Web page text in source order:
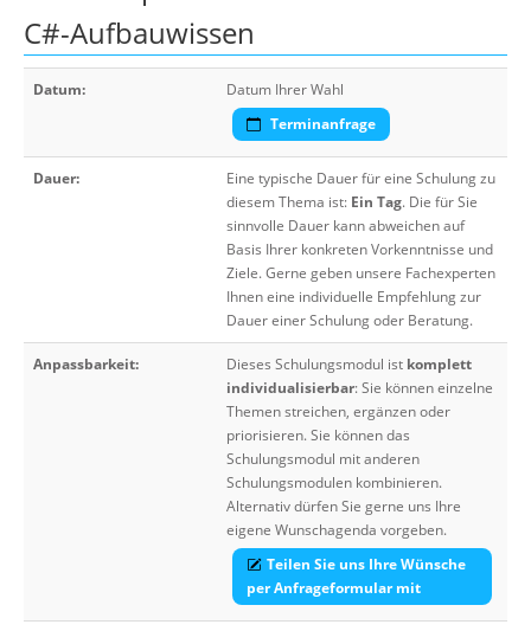
C#-Aufbauwissen
Datum:
Datum Ihrer Wahl
Terminanfrage
Dauer:
Eine typische Dauer für eine Schulung zu
diesem Thema ist: Ein Tag. Die für Sie
sinnvolle Dauer kann abweichen auf
Basis Ihrer konkreten Vorkenntnisse und
Ziele. Gerne geben unsere Fachexperten
Ihnen eine individuelle Empfehlung zur
Dauer einer Schulung oder Beratung.
Anpassbarkeit: Dieses Schulungsmodul ist komplett
individualisierbar: Sie können einzelne
Themen streichen, ergänzen oder
priorisieren. Sie können das
Schulungsmodul mit anderen
Schulungsmodulen kombinieren.
Alternativ dürfen Sie gerne uns Ihre
eigene Wunschagenda vorgeben.
Teilen Sie uns Ihre Wünsche
per Anfrageformular mit